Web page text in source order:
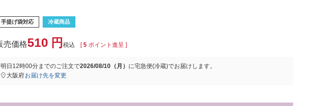
手提げ袋対応 冷蔵商品
510 税込 [ 5 ポイント進呈 ]
明日 12時00分までのご注文で2026/08/10（月） に宅急便(冷蔵)でお届けします。
大阪府お届け先を変更